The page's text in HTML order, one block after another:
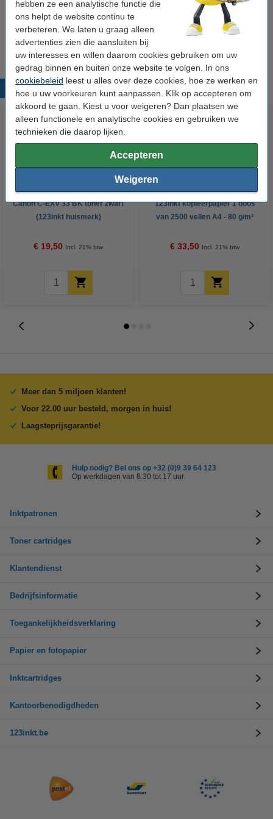
hebben ze een analytische functie die
ons helpt de website continu te
verbeteren. We laten u graag alleen
advertenties zien die aansluiten bij
uw interesses en willen daarom cookies gebruiken om uw
gedrag binnen en buiten onze website te volgen. In ons
cookiebeleid leest u alles over deze cookies, hoe ze werken en
hoe u uw voorkeuren kunt aanpassen. Klik op accepteren om
akkoord te gaan. Kiest u voor weigeren? Dan plaatsen we
alleen functionele en analytische cookies en gebruiken we
technieken die daarop lijken.
Accepteren
Weigeren
herbruikbaar
Aantal: 1 stuk
Populaire producten
Canon C-EXV 33 BK toner zwart
(123inkt huismerk)
€ 19,50 Incl. 21% btw
123inkt kopieerpapier 1 doos
van 2500 vellen A4 - 80 g/m²
€ 33,50 Incl. 21% btw
Meer dan 5 miljoen klanten!
Voor 22.00 uur besteld, morgen in huis!
Laagsteprijsgarantie!
Hulp nodig? Bel ons op +32 (0)9 39 64 123
Op werkdagen van 8.30 tot 17 uur
Inktpatronen
Toner cartridges
Klantendienst
Bedrijfsinformatie
Toegankelijkheidsverklaring
Papier en fotopapier
Inktcartridges
Kantoorbenodigdheden
123inkt.be